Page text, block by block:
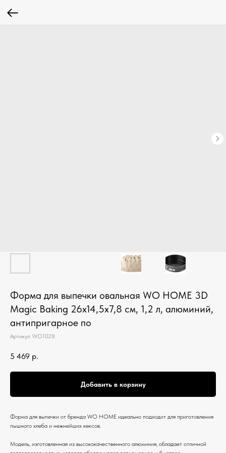
Форма для выпечки овальная WO HOME 3D
Magic Baking 26х14,5х7,8 см, 1,2 л, алюминий,
антипригарное по
Артикул: WO1028
5 469 р.
Добавить в корзину
Форма для выпечки от бренда WO HOME идеально подходит для приготовления
пышного хлеба и нежнейших кексов.
Модель, изготовленная из высококачественного алюминия, обладает отличной